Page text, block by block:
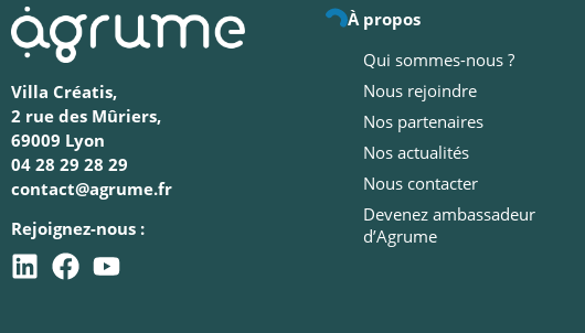
Villa Créatis,
2 rue des Mûriers,
69009 Lyon
04 28 29 28 29
contact@agrume.fr
Rejoignez-nous :
À propos
Qui sommes-nous ?
Nous rejoindre
Nos partenaires
Nos actualités
Nous contacter
Devenez ambassadeur
d’Agrume